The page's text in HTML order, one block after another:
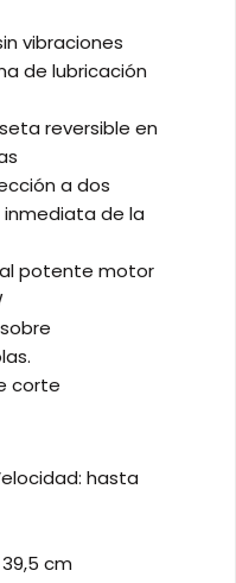
vibraciones
de lubricación
reversible en
a dos
de la
potente motor
corte
hasta
cm